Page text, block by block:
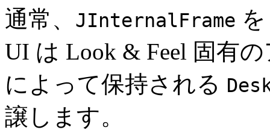
通常、
JInternalFrame
UI は Look & Feel 固有
によって保持される
譲します。